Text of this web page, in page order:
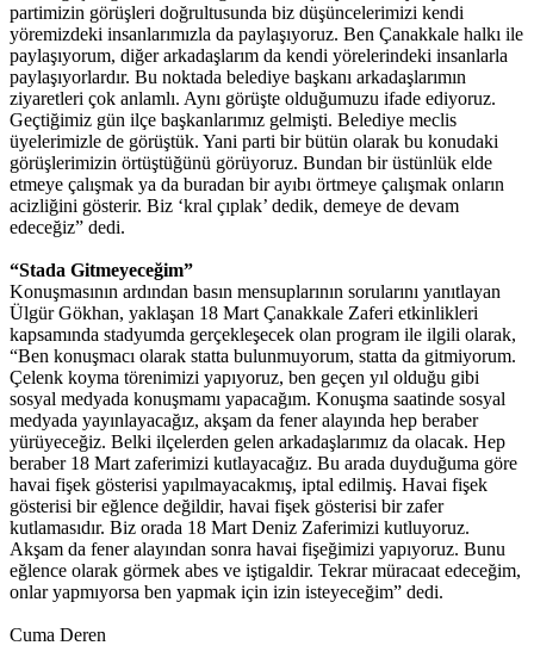
partimizin görüşleri doğrultusunda biz düşüncelerimizi kendi
yöremizdeki insanlarımızla da paylaşıyoruz. Ben Çanakkale halkı ile
paylaşıyorum, diğer arkadaşlarım da kendi yörelerindeki insanlarla
paylaşıyorlardır. Bu noktada belediye başkanı arkadaşlarımın
ziyaretleri çok anlamlı. Aynı görüşte olduğumuzu ifade ediyoruz.
Geçtiğimiz gün ilçe başkanlarımız gelmişti. Belediye meclis
üyelerimizle de görüştük. Yani parti bir bütün olarak bu konudaki
görüşlerimizin örtüştüğünü görüyoruz. Bundan bir üstünlük elde
etmeye çalışmak ya da buradan bir ayıbı örtmeye çalışmak onların
acizliğini gösterir. Biz ‘kral çıplak’ dedik, demeye de devam
edeceğiz” dedi.
“Stada Gitmeyeceğim”
Konuşmasının ardından basın mensuplarının sorularını yanıtlayan
Ülgür Gökhan, yaklaşan 18 Mart Çanakkale Zaferi etkinlikleri
kapsamında stadyumda gerçekleşecek olan program ile ilgili olarak,
“Ben konuşmacı olarak statta bulunmuyorum, statta da gitmiyorum.
Çelenk koyma törenimizi yapıyoruz, ben geçen yıl olduğu gibi
sosyal medyada konuşmamı yapacağım. Konuşma saatinde sosyal
medyada yayınlayacağız, akşam da fener alayında hep beraber
yürüyeceğiz. Belki ilçelerden gelen arkadaşlarımız da olacak. Hep
beraber 18 Mart zaferimizi kutlayacağız. Bu arada duyduğuma göre
havai fişek gösterisi yapılmayacakmış, iptal edilmiş. Havai fişek
gösterisi bir eğlence değildir, havai fişek gösterisi bir zafer
kutlamasıdır. Biz orada 18 Mart Deniz Zaferimizi kutluyoruz.
Akşam da fener alayından sonra havai fişeğimizi yapıyoruz. Bunu
eğlence olarak görmek abes ve iştigaldir. Tekrar müracaat edeceğim,
onlar yapmıyorsa ben yapmak için izin isteyeceğim” dedi.
Cuma Deren